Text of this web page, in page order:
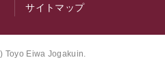
サイトマップ
Eiwa Jogakuin.